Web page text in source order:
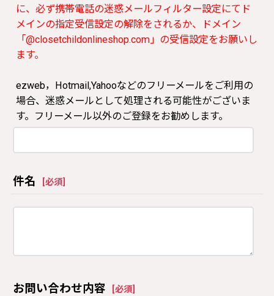
に、必ず携帯電話の迷惑メールフィルター設定にてド
メインの指定受信設定の解除をされるか、ドメイン
「@closetchildonlineshop.com」の受信設定をお願いし
ます。
ezweb，Hotmail,Yahooなどのフリーメールをご利用の
場合、迷惑メールとして処理される可能性がございま
す。フリーメール以外のご登録をお勧めします。
件名 必須
お問い合わせ内容 必須